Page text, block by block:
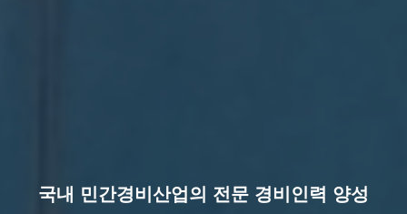
국내 민간경비산업의 전문 경비인력 양성